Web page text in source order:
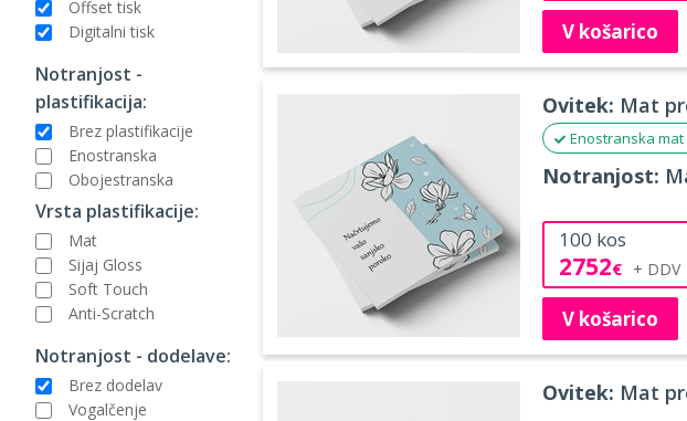
Offset tisk
Digitalni tisk
Notranjost -
plastifikacija:
Brez plastifikacije
Enostranska
Obojestranska
Vrsta plastifikacije:
Mat
Sijaj Gloss
Soft Touch
Anti-Scratch
Notranjost - dodelave:
Brez dodelav
Vogalčenje
V košarico
Ovitek: Mat
Enostranska
Notranjost:
100 kos
2752€
V košarico
Ovitek: Mat